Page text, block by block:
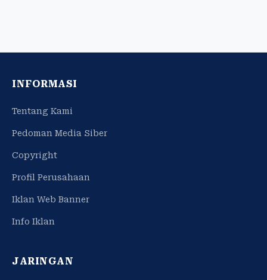
INFORMASI
Tentang Kami
Pedoman Media Siber
Copyright
Profil Perusahaan
Iklan Web Banner
Info Iklan
JARINGAN